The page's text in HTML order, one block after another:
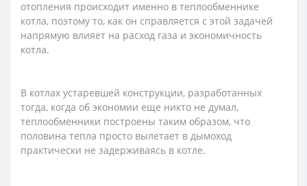
отопления происходит именно в теплообменнике
котла, поэтому то, как он справляется с этой задачей
напрямую влияет на расход газа и экономичность
котла.
В котлах устаревшей конструкции, разработанных
тогда, когда об экономии еще никто не думал,
теплообменники построены таким образом, что
половина тепла просто вылетает в дымоход
практически не задерживаясь в котле.